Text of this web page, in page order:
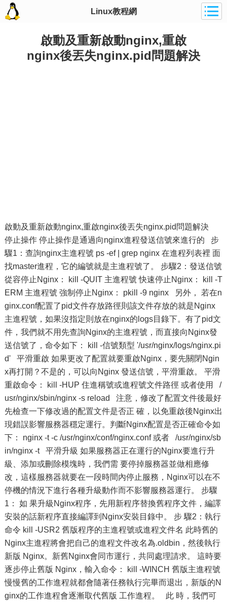
Linux教程網
啟動及重新啟動nginx,重啟
nginx後丟失nginx.pid問題解決
啟動及重新啟動nginx,重啟nginx後丟失nginx.pid問題解決
停止操作 停止操作是通過向nginx進程發送信號來進行的 步
驟1：查詢nginx主進程號 ps -ef | grep nginx 在進程列表裡 面
找master進程，它的編號就是主進程號了。 步驟2：發送信號
從容停止Nginx： kill -QUIT 主進程號 快速停止Nginx： kill -T
ERM 主進程號 強制停止Nginx： pkill -9 nginx 另外， 若在n
ginx.conf配置了pid文件存放路徑則該文件存放的就是Nginx
主進程號，如果沒指定則放在nginx的logs目錄下。有了pid文
件，我們就不用先查詢Nginx的主進程號，而直接向Nginx發
送信號了，命令如下： kill -信號類型 '/usr/nginx/logs/nginx.pi
d' 平滑重啟 如果更改了配置就要重啟Nginx，要先關閉Ngin
x再打開？不是的，可以向Nginx 發送信號，平滑重啟。 平滑
重啟命令： kill -HUP 住進稱號或進程號文件路徑 或者使用 /
usr/nginx/sbin/nginx -s reload 注意，修改了配置文件後最好
先檢查一下修改過的配置文件是否正 確，以免重啟後Nginx出
現錯誤影響服務器穩定運行。判斷Nginx配置是否正確命令如
下： nginx -t -c /usr/nginx/conf/nginx.conf 或者 /usr/nginx/sb
in/nginx -t 平滑升級 如果服務器正在運行的Nginx要進行升
級、添加或刪除模塊時，我們需 要停掉服務器並做相應修
改，這樣服務器就要在一段時間內停止服務，Nginx可以在不
停機的情況下進行各種升級動作而不影響服務器運行。 步驟
1： 如 果升級Nginx程序，先用新程序替換舊程序文件，編譯
安裝的話新程序直接編譯到Nginx安裝目錄中。 步 驟2：執行
命令 kill -USR2 舊版程序的主進程號或進程文件名 此時舊的
Nginx主進程將會把自己的進程文件改名為.oldbin，然後執行
新版 Nginx。新舊Nginx會同市運行，共同處理請求。 這時要
逐步停止舊版 Nginx，輸入命令： kill -WINCH 舊版主進程號
慢慢舊的工作進程就都會隨著任務執行完畢而退出，新版的N
ginx的工作進程會逐漸取代舊版 工作進程。 此 時，我們可